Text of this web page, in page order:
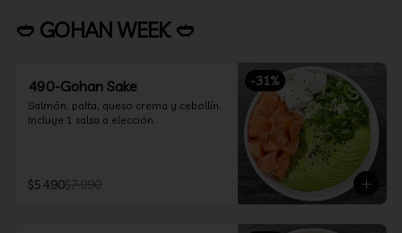
🥙 GOHAN WEEK 🥙
-31%
490-Gohan Sake
Salmón, palta, queso crema y cebollín.
Incluye 1 salsa a elección.
$5.490$7.990